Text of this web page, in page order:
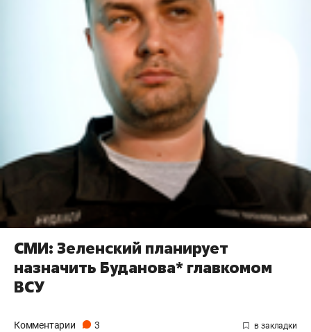
СМИ: Зеленский планирует
назначить Буданова* главкомом
ВСУ
Комментарии 3